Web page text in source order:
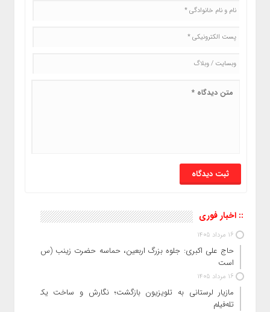
:: اخبار فوری
16 مرداد 1405
حاج‌ علی‌ اکبری: جلوه بزرگ اربعین، حماسه حضرت زینب (س)
است
16 مرداد 1405
مازیار لرستانی به تلویزیون بازگشت؛ نگارش و ساخت یک
تله‌فیلم